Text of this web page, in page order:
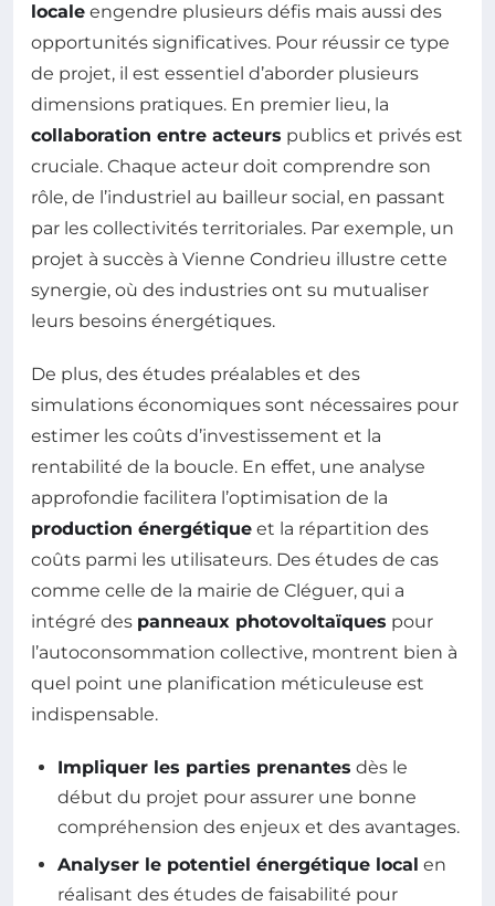
locale engendre plusieurs défis mais aussi des
opportunités significatives. Pour réussir ce type
de projet, il est essentiel d’aborder plusieurs
dimensions pratiques. En premier lieu, la
collaboration entre acteurs publics et privés est
cruciale. Chaque acteur doit comprendre son
rôle, de l’industriel au bailleur social, en passant
par les collectivités territoriales. Par exemple, un
projet à succès à Vienne Condrieu illustre cette
synergie, où des industries ont su mutualiser
leurs besoins énergétiques.
De plus, des études préalables et des
simulations économiques sont nécessaires pour
estimer les coûts d’investissement et la
rentabilité de la boucle. En effet, une analyse
approfondie facilitera l’optimisation de la
production énergétique et la répartition des
coûts parmi les utilisateurs. Des études de cas
comme celle de la mairie de Cléguer, qui a
intégré des panneaux photovoltaïques pour
l’autoconsommation collective, montrent bien à
quel point une planification méticuleuse est
indispensable.
Impliquer les parties prenantes dès le
début du projet pour assurer une bonne
compréhension des enjeux et des avantages.
Analyser le potentiel énergétique local en
réalisant des études de faisabilité pour